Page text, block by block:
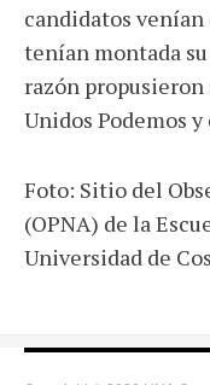
candidatos
tenían montada
razón propusieron
Unidos Podemos y
Foto: Sitio del
(OPNA) de la
Universidad de